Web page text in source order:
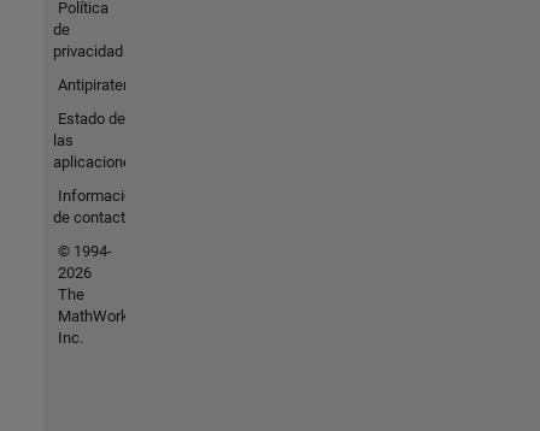
Política
de
privacidad
Antipiratería
Estado de
las
aplicaciones
Información
de contacto
© 1994-
2026
The
MathWorks,
Inc.